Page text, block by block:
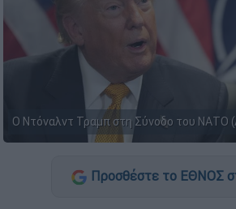
Ο Ντόναλντ Τραμπ στη Σύνοδο του ΝΑΤΟ
Προσθέστε το ΕΘΝΟΣ